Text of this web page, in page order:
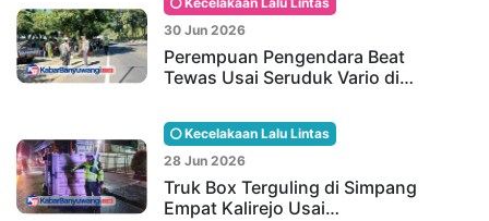
30 Jun 2026
Perempuan Pengendara Beat
Tewas Usai Seruduk Vario di…
Kecelakaan Lalu Lintas
28 Jun 2026
Truk Box Terguling di Simpang
Empat Kalirejo Usai…